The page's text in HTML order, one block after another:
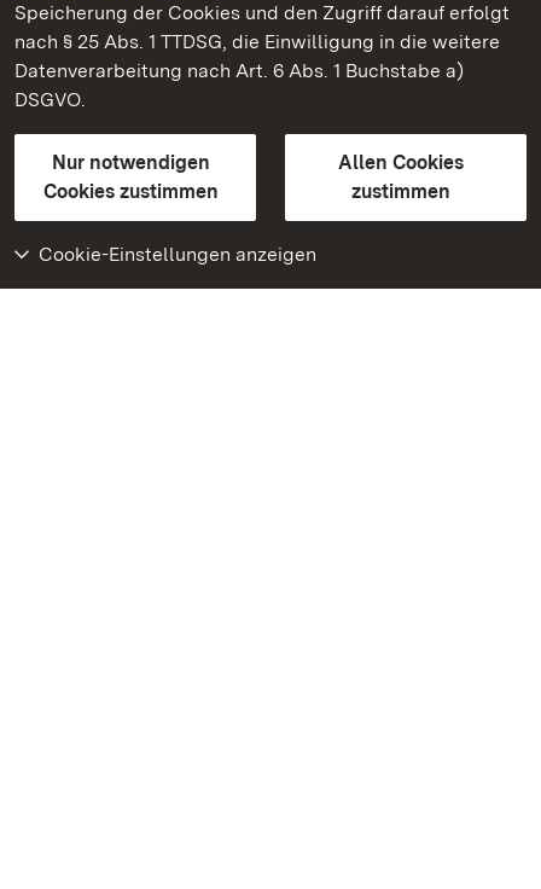
Speicherung der Cookies und den Zugriff darauf erfolgt
nach § 25 Abs. 1 TTDSG, die Einwilligung in die weitere
Datenverarbeitung nach Art. 6 Abs. 1 Buchstabe a)
DSGVO.
Nur notwendigen
Cookies zustimmen
Allen Cookies
zustimmen
Cookie-Einstellungen anzeigen
Staatliche Schlösser und Gärten Baden-Württemberg
Kontakt
GebärdenspracheLeichte Sprache
Erklärung zur Barrierefreiheit
BITV-konform (geprüfte Seiten)
Weiteres